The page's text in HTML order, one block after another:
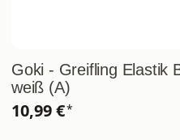
Goki - Greifling Elastik
weiß (A)
10,99 €*